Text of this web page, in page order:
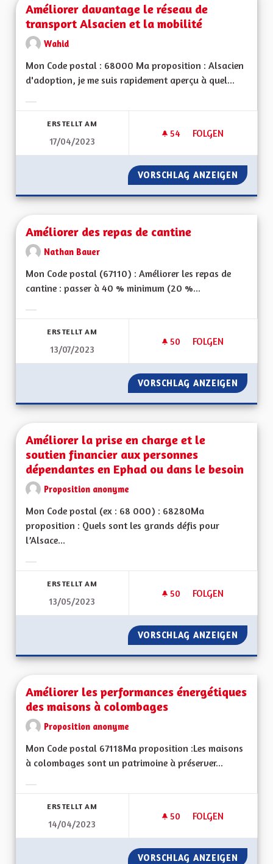
Améliorer davantage le réseau de
transport Alsacien et la mobilité
Wahid
Mon Code postal : 68000 Ma proposition : Alsacien
d'adoption, je me suis rapidement aperçu à quel...
ERSTELLT AM
17/04/2023
54 54 FOLLOWER
FOLGEN
AMÉLIORER
VORSCHLAG ANZEIGEN
Améliorer des repas de cantine
Nathan Bauer
Mon Code postal (67110) : Améliorer les repas de
cantine : passer à 40 % minimum (20 %...
ERSTELLT AM
13/07/2023
50 50 FOLLOWER
FOLGEN
AMÉLIORER DES
VORSCHLAG ANZEIGEN
Améliorer la prise en charge et le
soutien financier aux personnes
dépendantes en Ephad ou dans le besoin
Proposition anonyme
Mon Code postal (ex : 68 000) : 68280Ma
proposition : Quels sont les grands défis pour
l’Alsace...
ERSTELLT AM
13/05/2023
50 50 FOLLOWER
FOLGEN
AMÉLIORER LA
VORSCHLAG ANZEIGEN
Améliorer les performances énergétiques
des maisons à colombages
Proposition anonyme
Mon Code postal 67118Ma proposition :Les maisons
à colombages sont un patrimoine à préserver...
ERSTELLT AM
14/04/2023
50 50 FOLLOWER
FOLGEN
AMÉLIORER LES
VORSCHLAG ANZEIGEN